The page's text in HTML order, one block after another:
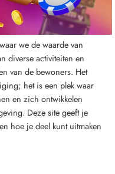
we de waarde van
diverse activiteiten en
van de bewoners. Het
het is een plek waar
en zich ontwikkelen
Deze site geeft je
hoe je deel kunt uitmaken